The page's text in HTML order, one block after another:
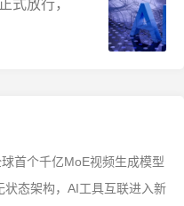
式放行，
首个千亿MoE视频生成模型
态架构，AI工具互联进入新